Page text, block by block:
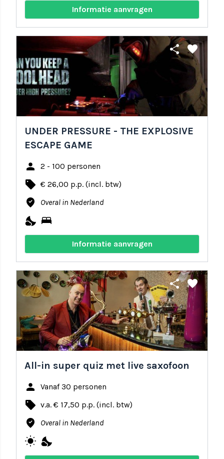
Informatie aanvragen
share favorite
UNDER PRESSURE - THE EXPLOSIVE
ESCAPE GAME
person 2 - 100 personen
local_offer € 26,00 p.p. (incl. btw)
where_to_vote Overal in Nederland
nights_stay bed
Informatie aanvragen
share favorite
All-in super quiz met live saxofoon
person Vanaf 30 personen
local_offer v.a. € 17,50 p.p. (incl. btw)
where_to_vote Overal in Nederland
wb_sunny nights_stay